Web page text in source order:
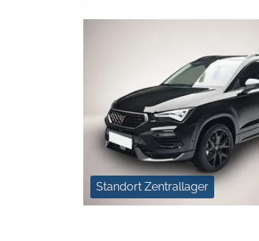
Standort Zentrallager